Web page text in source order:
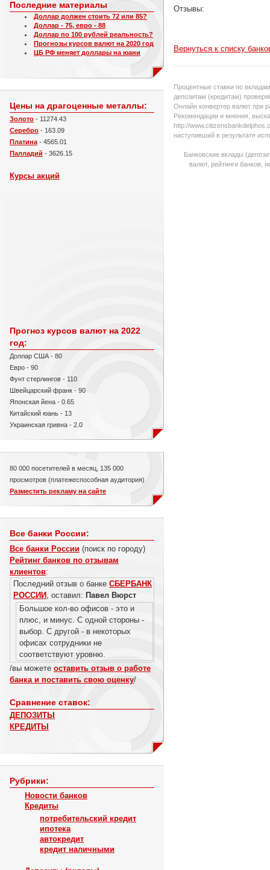
Последние материалы
Доллар должен стоить 72 или 85?
Доллар - 75, евро - 88
Доллар по 100 рублей реальность?
Прогнозы курсов валют на 2020 год
ЦБ РФ меняет доллары на юани
Цены на драгоценные металлы:
Золото - 11274.43
Серебро - 163.09
Платина - 4565.01
Палладий - 3626.15
Курсы акций
Прогноз курсов валют на 2022
год:
Доллар США - 80
Евро - 90
Фунт стерлингов - 110
Швейцарский франк - 90
Японская йена - 0.65
Китайский юань - 13
Украинская гривна - 2.0
80 000 посетителей в месяц, 135 000
просмотров (платежеспособная аудитория)
Разместить рекламу на сайте
Все банки России:
Все банки России (поиск по городу)
Рейтинг банков по отзывам
клиентов:
Последний отзыв о банке СБЕРБАНК
РОССИИ , оставил: Павел Вюрст
Большое кол-во офисов - это и
плюс, и минус. С одной стороны -
выбор. С другой - в некоторых
офисах сотрудники не
соответствуют уровню.
/вы можете оставить отзыв о работе
банка и поставить свою оценку/
Сравнение ставок:
ДЕПОЗИТЫ
КРЕДИТЫ
Рубрики:
Новости банков
Кредиты
потребительский кредит
ипотека
автокредит
кредит наличными
Отзывы:
Вернуться к списку
Процентные ставки по
депозитам (кредитам)
Онлайн конвертер валют при
Рекомендации и мнения,
http://
наступивший в результате
Банковские вклады
валют, рейтинги банков,